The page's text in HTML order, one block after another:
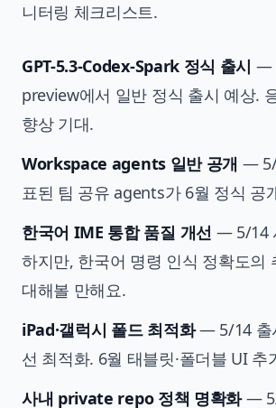
니터링 체크리스트.
GPT-5.3-Codex-Spark 정식 출시 —
preview에서 일반 정식 출시 예상.
향상 기대.
Workspace agents 일반 공개 — 5/
표된 팀 공유 agents가 6월 정식 공
한국어 IME 통합 품질 개선 — 5/14
하지만, 한국어 명령 인식 정확도의
대해볼 만해요.
iPad·갤럭시 폴드 최적화— 5/14 출
선 최적화. 6월 태블릿·폴더블 UI 추
사내 private repo 정책 명확화— 5/